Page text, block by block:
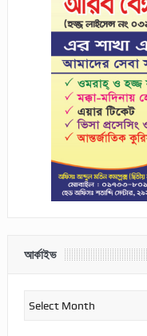
আর্কাইভ
আর্কাইভ